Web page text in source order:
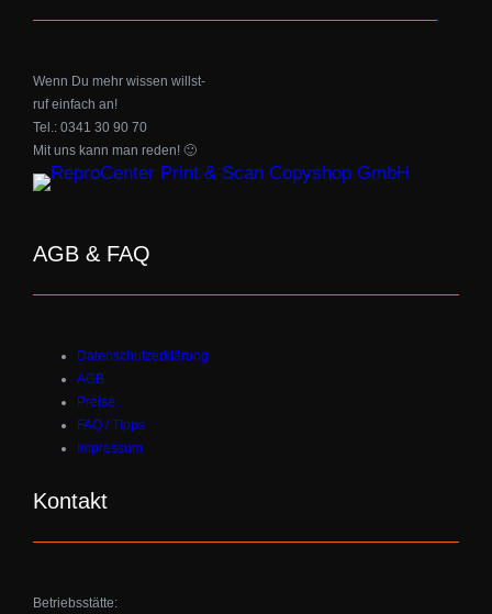
Wenn Du mehr wissen willst-
ruf einfach an!
Tel.: 0341 30 90 70
Mit uns kann man reden! 🙂
AGB & FAQ
Datenschutzerklärung
AGB
Preise
FAQ / Tipps
Impressum
Kontakt
Betriebsstätte: